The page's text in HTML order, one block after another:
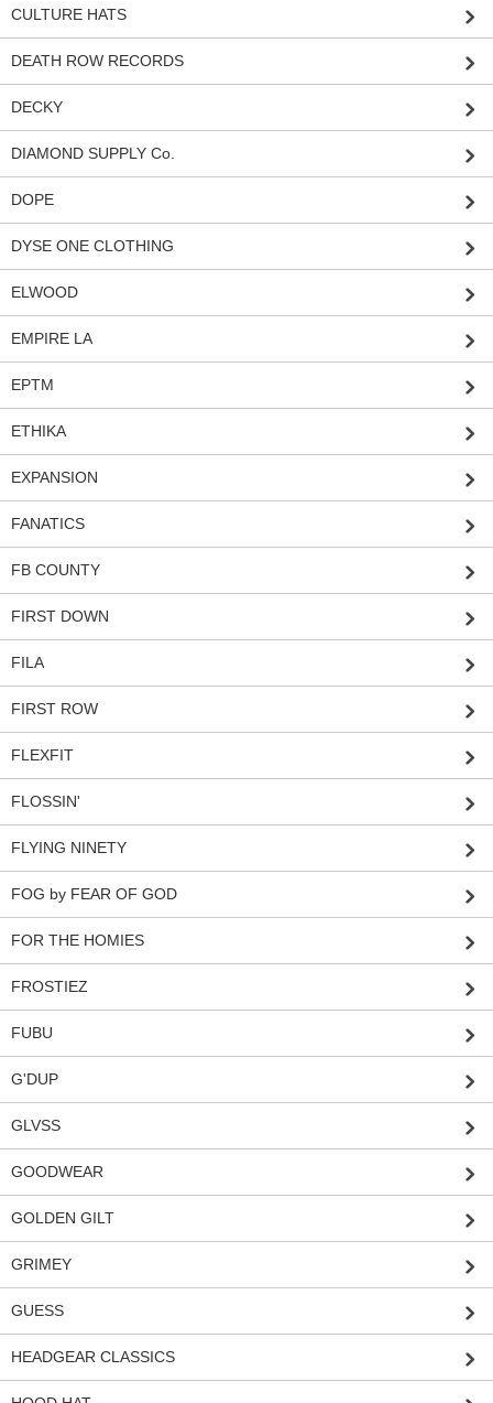
CULTURE HATS
DEATH ROW RECORDS
DECKY
DIAMOND SUPPLY Co.
DOPE
DYSE ONE CLOTHING
ELWOOD
EMPIRE LA
EPTM
ETHIKA
EXPANSION
FANATICS
FB COUNTY
FIRST DOWN
FILA
FIRST ROW
FLEXFIT
FLOSSIN'
FLYING NINETY
FOG by FEAR OF GOD
FOR THE HOMIES
FROSTIEZ
FUBU
G'DUP
GLVSS
GOODWEAR
GOLDEN GILT
GRIMEY
GUESS
HEADGEAR CLASSICS